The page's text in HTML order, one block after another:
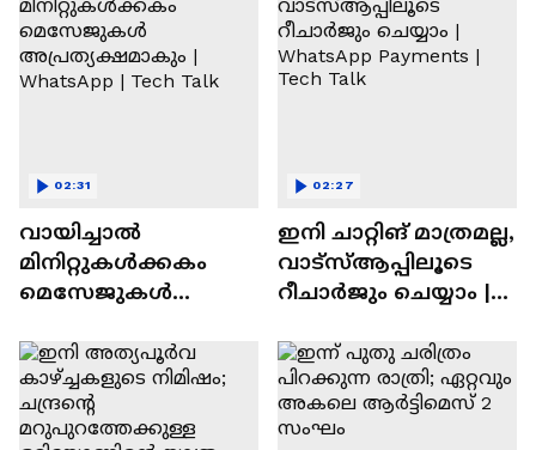
വായിച്ചാൽ
മിനിറ്റുകൾക്കകം
മെസേജുകള്‍
WhatsApp | Tech Talk
02:31
ഇനി ചാറ്റിങ് മാത്രമല്ല,
വാട്‌സ്‌ആപ്പിലൂടെ
റീചാർജും ചെയ്യാം |
Tech Talk
02:27